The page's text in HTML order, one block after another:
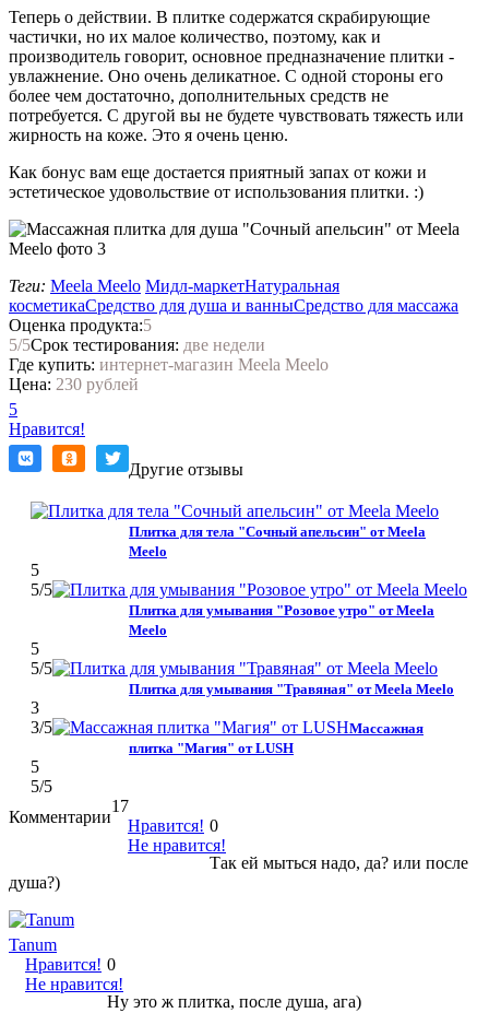
Теперь о действии. В плитке содержатся скрабирующие
частички, но их малое количество, поэтому, как и
производитель говорит, основное предназначение плитки -
увлажнение. Оно очень деликатное. С одной стороны его
более чем достаточно, дополнительных средств не
потребуется. С другой вы не будете чувствовать тяжесть или
жирность на коже. Это я очень ценю.
Как бонус вам еще достается приятный запах от кожи и
эстетическое удовольствие от использования плитки. :)
Теги: Meela Meelo Мидл-маркетНатуральная
косметикаСредство для душа и ванныСредство для массажа
Оценка продукта:5
5/5Срок тестирования: две недели
Где купить: интернет-магазин Meela Meelo
Цена: 230 рублей
5
Нравится!
Другие отзывы
Плитка для тела "Сочный апельсин" от Meela
Meelo
5
5/5
Плитка для умывания "Розовое утро" от Meela
Meelo
5
5/5
Плитка для умывания "Травяная" от Meela Meelo
3
3/5
Массажная
плитка "Магия" от LUSH
5
5/5
Комментарии
17
Нравится!
Не нравится!
0
Так ей мыться надо, да? или после
душа?)
Tanum
Нравится!
Не нравится!
0
Ну это ж плитка, после душа, ага)